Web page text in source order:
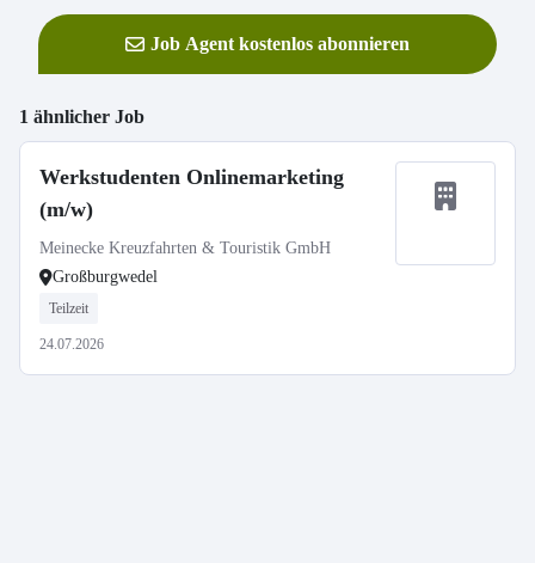
Job Agent kostenlos abonnieren
1 ähnlicher Job
Werkstudenten Onlinemarketing
(m/w)
Meinecke Kreuzfahrten & Touristik GmbH
Großburgwedel
Teilzeit
24.07.2026